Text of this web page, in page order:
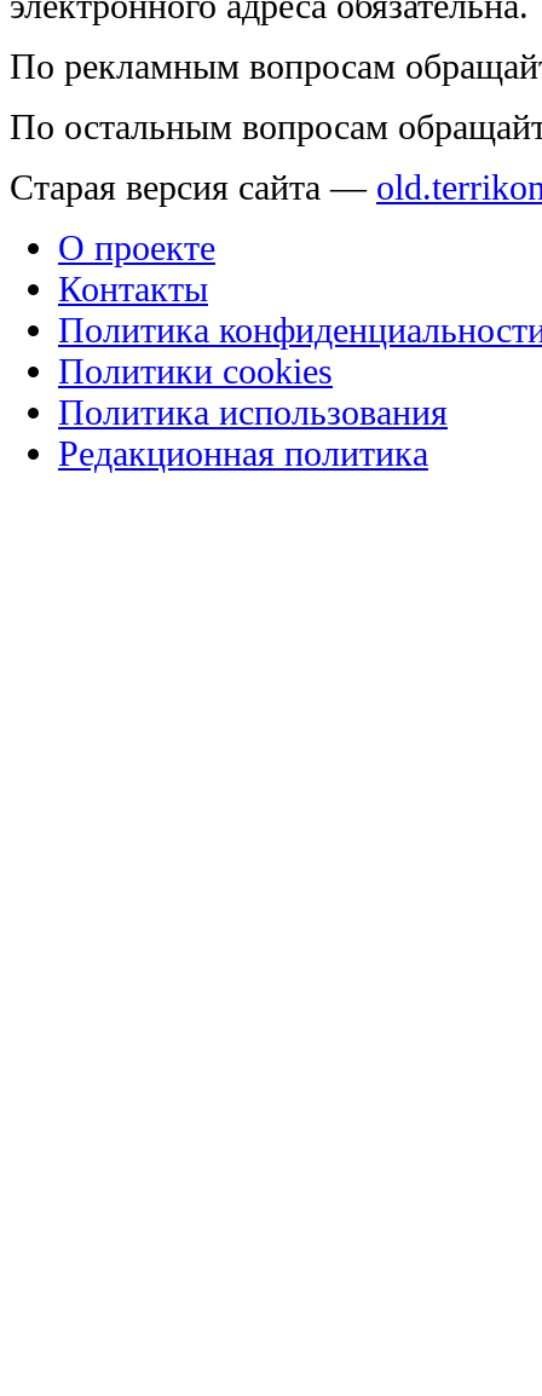
По рекламным вопросам
По остальным вопросам
Старая версия сайта —
О проекте
Контакты
Политика
Политики cookies
Политика использования
Редакционная политика